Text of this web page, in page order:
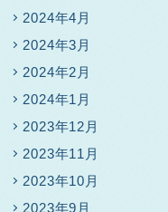
2024年4月
2024年3月
2024年2月
2024年1月
2023年12月
2023年11月
2023年10月
2023年9月